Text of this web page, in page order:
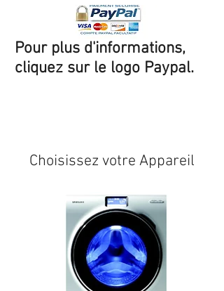
Pour plus d'informations,
cliquez sur le logo Paypal.
Choisissez votre Appareil